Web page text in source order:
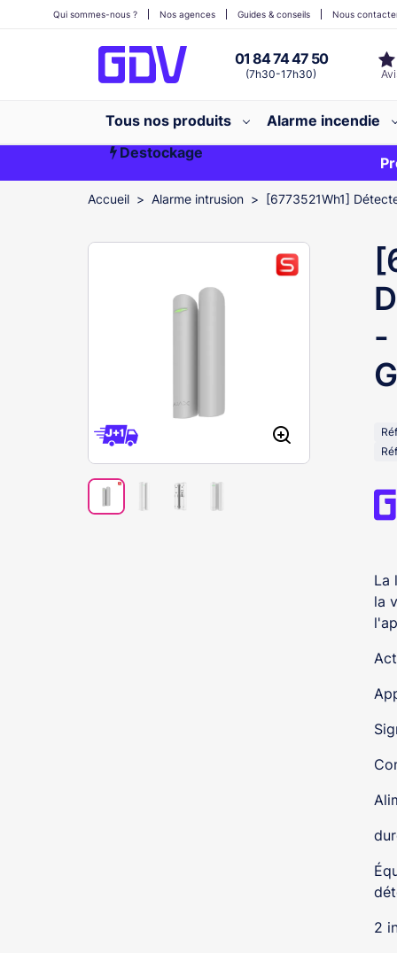
01 84 74 47 50
(7h30-17h30)
Qui sommes-nous ? Nos agences Guides & conseils Nous
Tous nos produits Alarme incendie
Destockage
Première commande ?
EXCLU
Accueil Alarme intrusion [6773521Wh1]
-
La
la
2